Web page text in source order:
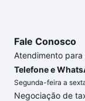
Fale Conosco
Atendimento
Telefone e
Segunda-feira a
Negociação de